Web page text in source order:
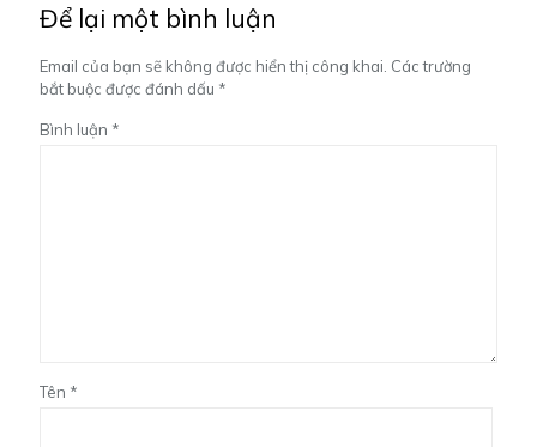
Để lại một bình luận
Email của bạn sẽ không được hiển thị công khai. Các trường
bắt buộc được đánh dấu *
Bình luận *
Tên *